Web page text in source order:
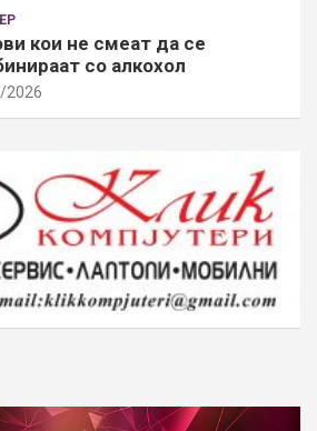
кои не смеат да се
со алкохол
2026